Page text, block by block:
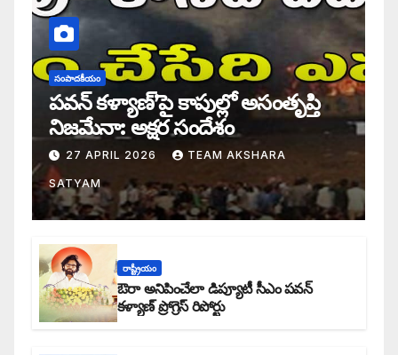
సంపాదకీయం
పవన్ కళ్యాణ్’పై కాపుల్లో అసంతృప్తి
నిజమేనా: అక్షర సందేశం
27 APRIL 2026 TEAM AKSHARA
SATYAM
రాష్ట్రీయం
ఔరా అనిపించేలా డిప్యూటీ సీఎం పవన్
కళ్యాణ్ ప్రోగ్రెస్ రిపోర్టు